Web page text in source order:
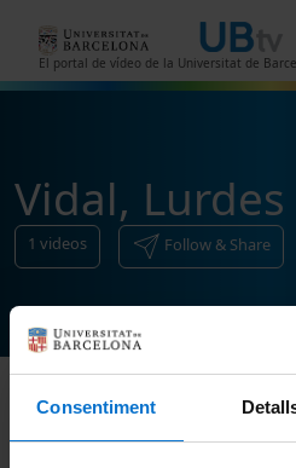
Consentiment
El portal de vídeo de la Universitat de
Vidal, Lurdes
1 videos Follow & Share